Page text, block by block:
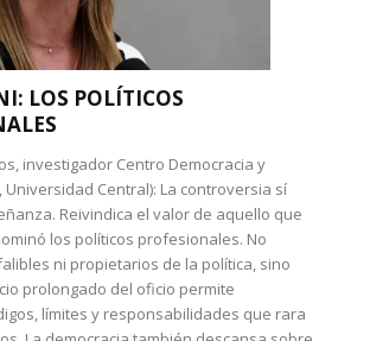
LOS POLÍTICOS
investigador Centro Democracia y
Universidad Central): La controversia sí
Reivindica el valor de aquello que
los políticos profesionales. No
ni propietarios de la política, sino
prolongado del oficio permite
límites y responsabilidades que rara